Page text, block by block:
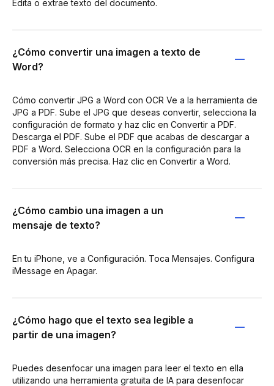
Edita o extrae texto del documento.
¿Cómo convertir una imagen a texto de
Word?
Cómo convertir JPG a Word con OCR Ve a la herramienta de
JPG a PDF. Sube el JPG que deseas convertir, selecciona la
configuración de formato y haz clic en Convertir a PDF.
Descarga el PDF. Sube el PDF que acabas de descargar a
PDF a Word. Selecciona OCR en la configuración para la
conversión más precisa. Haz clic en Convertir a Word.
¿Cómo cambio una imagen a un
mensaje de texto?
En tu iPhone, ve a Configuración. Toca Mensajes. Configura
iMessage en Apagar.
¿Cómo hago que el texto sea legible a
partir de una imagen?
Puedes desenfocar una imagen para leer el texto en ella
utilizando una herramienta gratuita de IA para desenfocar